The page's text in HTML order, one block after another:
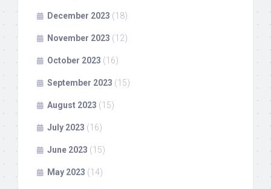
December 2023 (18)
November 2023 (12)
October 2023 (16)
September 2023 (15)
August 2023 (15)
July 2023 (16)
June 2023 (15)
May 2023 (14)